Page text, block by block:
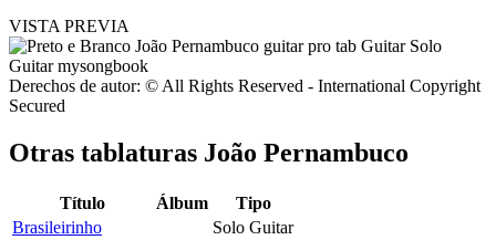
VISTA PREVIA
Derechos de autor: © All Rights Reserved - International Copyright
Secured
Otras tablaturas João Pernambuco
Título Álbum
Tipo
Brasileirinho
Solo Guitar